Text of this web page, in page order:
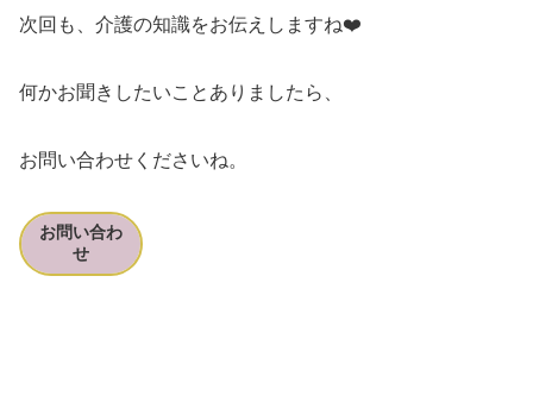
次回も、介護の知識をお伝えしますね❤️
何かお聞きしたいことありましたら、
お問い合わせくださいね。
お問い合わ
せ